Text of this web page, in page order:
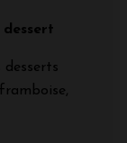
dessert